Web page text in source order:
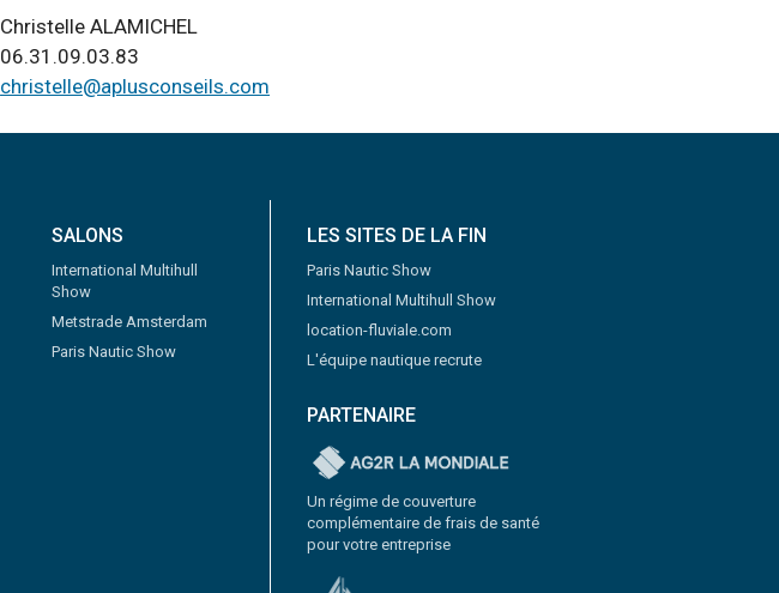
Christelle ALAMICHEL
06.31.09.03.83
christelle@aplusconseils.com
SALONS
International Multihull
Show
Metstrade Amsterdam
Paris Nautic Show
LES SITES DE LA FIN
Paris Nautic Show
International Multihull Show
location-fluviale.com
L'équipe nautique recrute
PARTENAIRE
Un régime de couverture
complémentaire de frais de santé
pour votre entreprise